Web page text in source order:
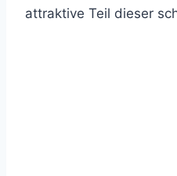
attraktive Teil dieser